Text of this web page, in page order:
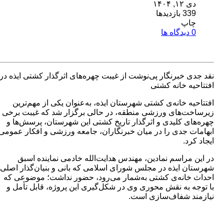
خبرنگار پی‌نوشت از غیبت چهره‌های اثرگذار کشتی ایذه در
خانه کشتی
خانه‌ی کشتی شهرستان ایذه، به‌عنوان یکی از مهم‌ترین
ورزشی منطقه، در حالی برگزار شد که غیبت برخی
کلیدی و اثرگذار تاریخ کشتی این شهرستان، پرسش‌ها و
جدی را در میان خبرنگاران، جامعه ورزشی و افکار عمومی
نمادین، مهندس هدایت‌الله خادمی نماینده اسبق
ایذه در مجلس شورای اسلامی که بانی و بنیان‌گذار اصلی
خانه‌ی کشتی به‌شمار می‌رود، حضور نداشت؛ موضوعی که
به نقش محوری وی در شکل‌گیری این پروژه، قابل تأمل و
شفاف‌سازی است.